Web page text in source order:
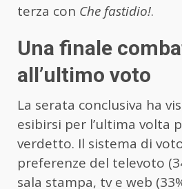
terza con Che fastidio!.
Una finale
all’ultimo voto
La serata conclusiva ha
esibirsi per l’ultima volta
verdetto. Il sistema di
preferenze del televoto
sala stampa, tv e web